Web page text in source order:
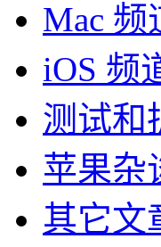
Mac 频
iOS 频
测试和
苹果杂
其它文